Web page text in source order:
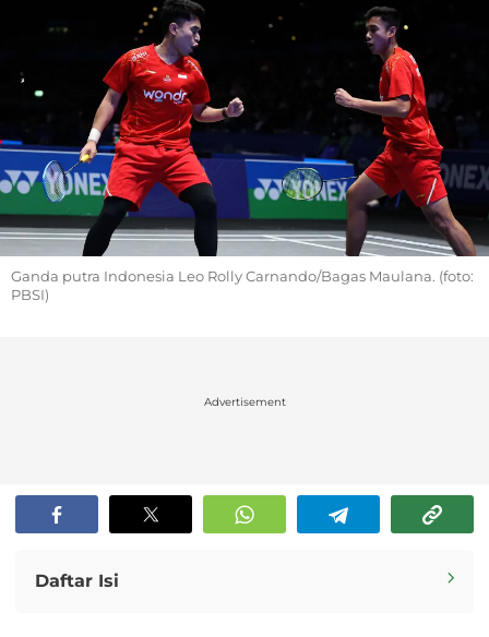
Ganda putra Indonesia Leo Rolly Carnando/Bagas Maulana. (foto:
PBSI)
Advertisement
Daftar Isi